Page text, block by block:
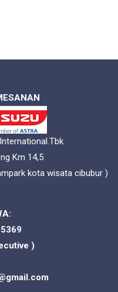
Km 14,5
kota wisata cibubur )
)